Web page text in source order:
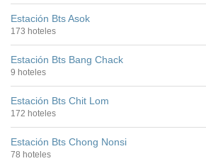
Estación Bts Asok
173 hoteles
Estación Bts Bang Chack
9 hoteles
Estación Bts Chit Lom
172 hoteles
Estación Bts Chong Nonsi
78 hoteles